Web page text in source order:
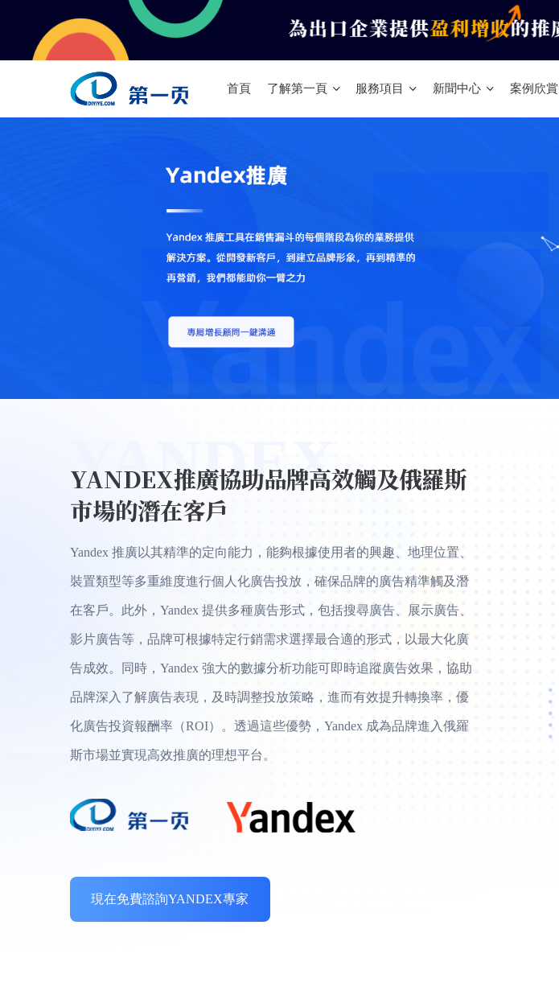
首頁 了解第一頁 服務項目 新聞中心 案例欣賞
YANDEX
YANDEX推廣協助品牌高效觸及俄羅斯
市場的潛在客戶
Yandex 推廣以其精準的定向能力，能夠根據使用者的興趣、地理位置、
裝置類型等多重維度進行個人化廣告投放，確保品牌的廣告精準觸及潛
在客戶。此外，Yandex 提供多種廣告形式，包括搜尋廣告、展示廣告、
影片廣告等，品牌可根據特定行銷需求選擇最合適的形式，以最大化廣
告成效。同時，Yandex 強大的數據分析功能可即時追蹤廣告效果，協助
品牌深入了解廣告表現，及時調整投放策略，進而有效提升轉換率，優
化廣告投資報酬率（ROI）。透過這些優勢，Yandex 成為品牌進入俄羅
斯市場並實現高效推廣的理想平台。
現在免費諮詢YANDEX專家